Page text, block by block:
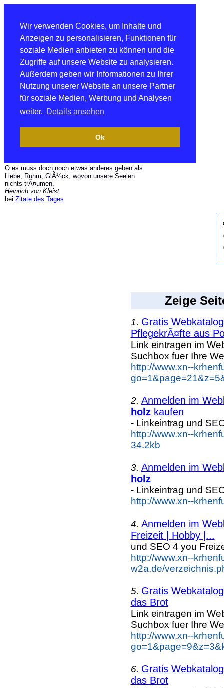
Wir verwenden Cookies, um Inhalte und
Anzeigen zu personalisieren, Funktionen für
soziale Medien anbieten zu können und die
Zugriffe auf unsere Website zu analysieren.
Außerdem geben wir Informationen zu Ihrer
Nutzung unserer Website an unsere Partner
für soziale Medien, Werbung und Analysen
weiter. Details ansehen
Ok
O es muss doch noch etwas anderes geben als
Liebe, Ruhm, GlÃ¼ck, wovon unsere Seelen
nichts trÃ¤umen.
Heinrich von Kleist
bei Zitate des Tages
Zeige
1. Gratis
PflegekrÃ¤fte aus
Link eintragen im
Suchbox fuer Ihre
http://www.xn--
2. Anmelden im
holzkaufen
- Linkeintrag und
http://www.xn--
34.2kb
3. Anmelden im
holz
- Linkeintrag und
http://www.xn--
4. Anmelden im
Freizeit | Hobby |...
und SEO 4 you
http://www.xn--
w2a.de/
5. Gratis
das Brot
Link eintragen im
Suchbox fuer Ihre
http://www.xn--
6. Gratis
das Brot